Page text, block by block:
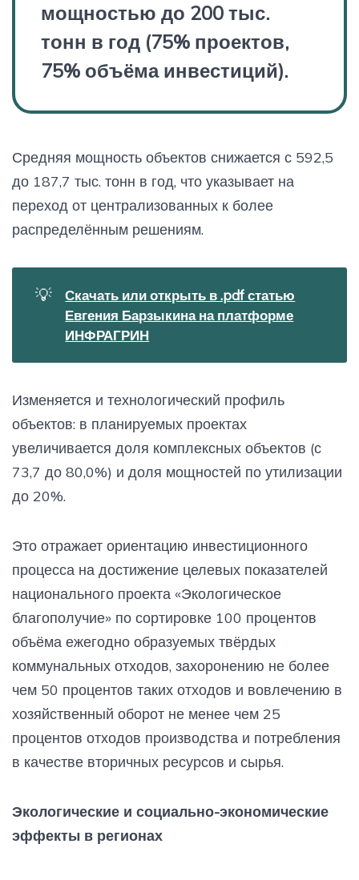
мощностью до 200 тыс.
тонн в год (75% проектов,
75% объёма инвестиций).
Средняя мощность объектов снижается с 592,5
до 187,7 тыс. тонн в год, что указывает на
переход от централизованных к более
распределённым решениям.
💡
Скачать или открыть в .pdf статью
Евгения Барзыкина на платформе
ИНФРАГРИН
Изменяется и технологический профиль
объектов: в планируемых проектах
увеличивается доля комплексных объектов (с
73,7 до 80,0%) и доля мощностей по утилизации
до 20%.
Это отражает ориентацию инвестиционного
процесса на достижение целевых показателей
национального проекта «Экологическое
благополучие» по сортировке 100 процентов
объёма ежегодно образуемых твёрдых
коммунальных отходов, захоронению не более
чем 50 процентов таких отходов и вовлечению в
хозяйственный оборот не менее чем 25
процентов отходов производства и потребления
в качестве вторичных ресурсов и сырья.
Экологические и социально-экономические
эффекты в регионах